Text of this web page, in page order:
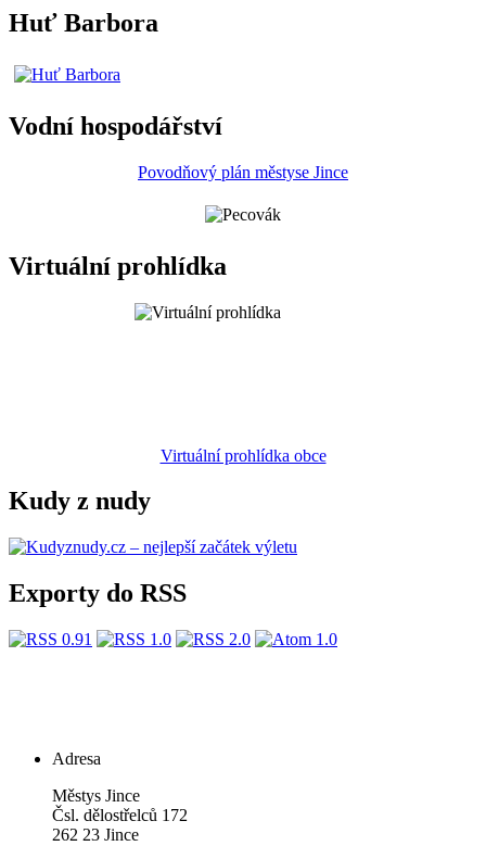
Huť Barbora
Vodní hospodářství
Povodňový plán městyse Jince
Virtuální prohlídka
Virtuální prohlídka obce
Kudy z nudy
Exporty do RSS
Adresa
Městys Jince
Čsl. dělostřelců 172
262 23 Jince